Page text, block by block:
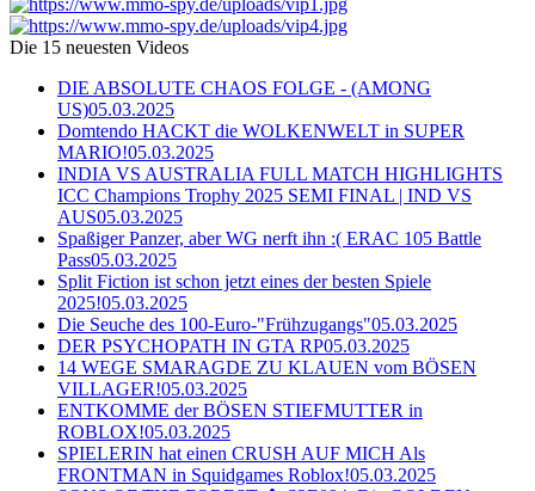
Die 15 neuesten Videos
DIE ABSOLUTE CHAOS FOLGE - (AMONG
US)05.03.2025
Domtendo HACKT die WOLKENWELT in SUPER
MARIO!05.03.2025
INDIA VS AUSTRALIA FULL MATCH HIGHLIGHTS
ICC Champions Trophy 2025 SEMI FINAL | IND VS
AUS05.03.2025
Spaßiger Panzer, aber WG nerft ihn :( ERAC 105 Battle
Pass05.03.2025
Split Fiction ist schon jetzt eines der besten Spiele
2025!05.03.2025
Die Seuche des 100-Euro-"Frühzugangs"05.03.2025
DER PSYCHOPATH IN GTA RP05.03.2025
14 WEGE SMARAGDE ZU KLAUEN vom BÖSEN
VILLAGER!05.03.2025
ENTKOMME der BÖSEN STIEFMUTTER in
ROBLOX!05.03.2025
SPIELERIN hat einen CRUSH AUF MICH Als
FRONTMAN in Squidgames Roblox!05.03.2025